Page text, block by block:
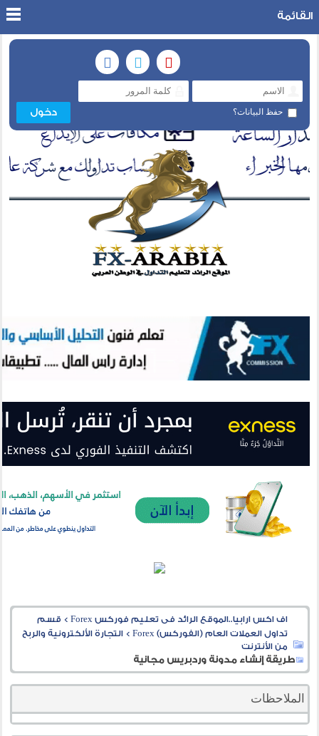
حفظ البيانات؟
القائمة
اف اكس ارابيا..الموقع الرائد فى تعليم فوركس Forex > قسم
تداول العملات العام (الفوركس) Forex
>التجارة الألكترونية والربح
من الأنترنت
طريقة إنشاء مدونة وردبريس مجانية
الملاحظات